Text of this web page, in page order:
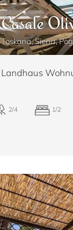
Casale
Toskana, Siena,
Landhaus